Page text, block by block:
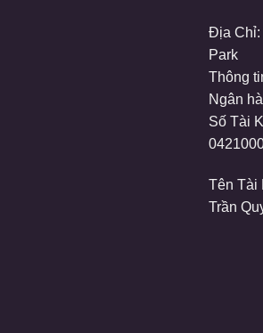
Địa Chỉ:
Park
Thông
Ngân
Số Tài
Tên Tài
Trần